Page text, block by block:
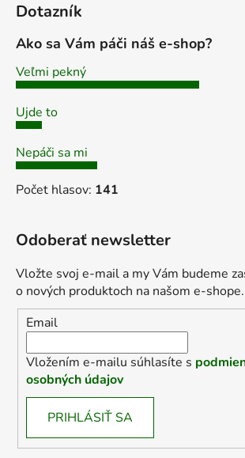
Dotazník
Ako sa Vám páči náš e-shop?
Veľmi pekný
Ujde to
Nepáči sa mi
Počet hlasov: 141
Odoberať newsletter
Vložte svoj e-mail a my Vám budeme
o nových produktoch na našom e-shope.
Email
Vložením e-mailu súhlasíte s
osobných údajov
PRIHLÁSIŤ SA